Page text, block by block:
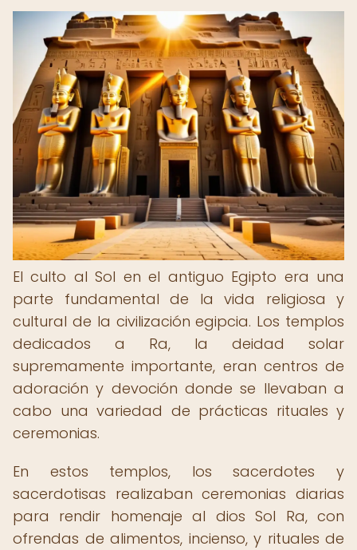
El culto al Sol en el antiguo Egipto era una
parte fundamental de la vida religiosa y
cultural de la civilización egipcia. Los templos
dedicados a Ra, la deidad solar
supremamente importante, eran centros de
adoración y devoción donde se llevaban a
cabo una variedad de prácticas rituales y
ceremonias.
En estos templos, los sacerdotes y
sacerdotisas realizaban ceremonias diarias
para rendir homenaje al dios Sol Ra, con
ofrendas de alimentos, incienso, y rituales de